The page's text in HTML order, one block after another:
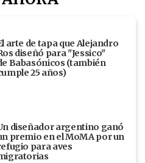
arte de tapa que Alejandro
diseñó para "Jessico"
Babasónicos (también
25 años)
diseñador argentino ganó
premio en el MoMA por un
para aves